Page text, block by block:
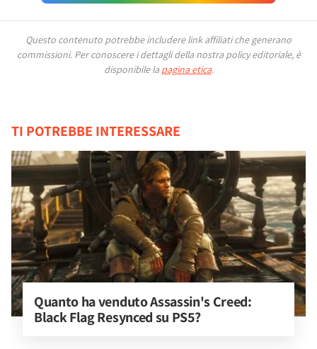
Questo contenuto potrebbe includere link affiliati che generano
commissioni. Per conoscere i dettagli della nostra policy editoriale, è
disponibile la pagina etica.
TI POTREBBE INTERESSARE
Quanto ha venduto Assassin's Creed:
Black Flag Resynced su PS5?